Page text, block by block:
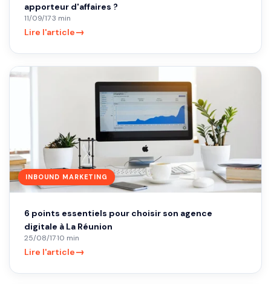
apporteur d'affaires ?
11/09/17·3 min
Lire l'article→
INBOUND MARKETING
6 points essentiels pour choisir son agence
digitale à La Réunion
25/08/17·10 min
Lire l'article→